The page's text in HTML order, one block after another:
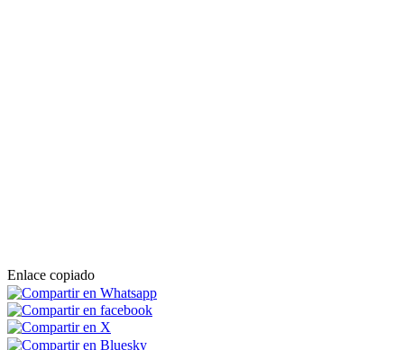
Enlace copiado